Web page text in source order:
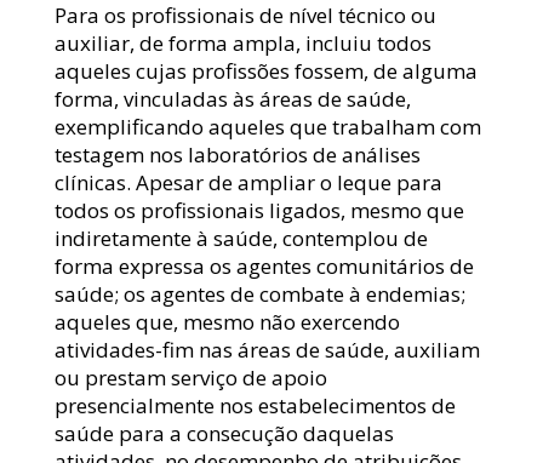
Para os profissionais de nível técnico ou
auxiliar, de forma ampla, incluiu todos
aqueles cujas profissões fossem, de alguma
forma, vinculadas às áreas de saúde,
exemplificando aqueles que trabalham com
testagem nos laboratórios de análises
clínicas. Apesar de ampliar o leque para
todos os profissionais ligados, mesmo que
indiretamente à saúde, contemplou de
forma expressa os agentes comunitários de
saúde; os agentes de combate à endemias;
aqueles que, mesmo não exercendo
atividades-fim nas áreas de saúde, auxiliam
ou prestam serviço de apoio
presencialmente nos estabelecimentos de
saúde para a consecução daquelas